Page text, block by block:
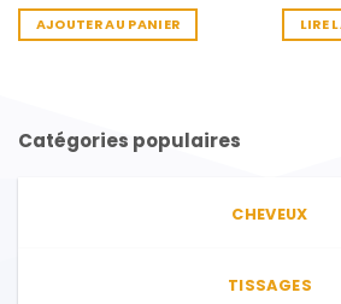
AJOUTER AU PANIER LIRE
Catégories populaires
CHEVEUX
TISSAGES